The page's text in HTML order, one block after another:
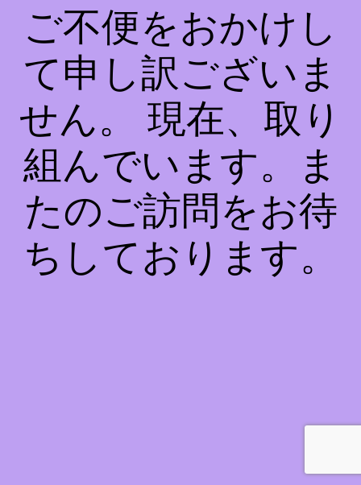
ご不便をおかけし
て申し訳ございま
せん。 現在、取り
組んでいます。ま
たのご訪問をお待
ちしております。